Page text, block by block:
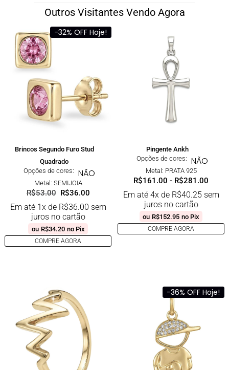
Outros Visitantes Vendo Agora
-32% OFF Hoje!
Brincos Segundo Furo Stud
Quadrado
Opções de cores: NÃO
Metal: SEMIJOIA
R$53.00 R$36.00
Em até 1x de R$36.00 sem
juros no cartão
ou R$34.20 no Pix
COMPRE AGORA
Pingente Ankh
Opções de cores: NÃO
Metal: PRATA 925
R$161.00 - R$281.00
Em até 4x de R$40.25sem
juros no cartão
ou R$152.95 no Pix
COMPRE AGORA
-36% OFF Hoje!